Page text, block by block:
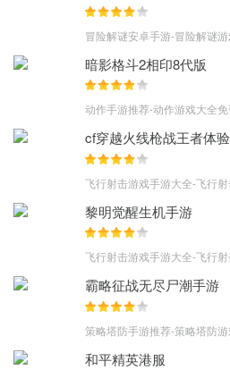
冒险解谜安卓手游-冒险解谜
暗影格斗2相印8代版
动作手游推荐-动作游戏大全
cf穿越火线枪战王者体
飞行射击游戏手游大全-飞行
黎明觉醒生机手游
飞行射击游戏手游大全-飞行
霸略征战无尽尸潮手游
策略塔防手游推荐-策略塔防
和平精英港服